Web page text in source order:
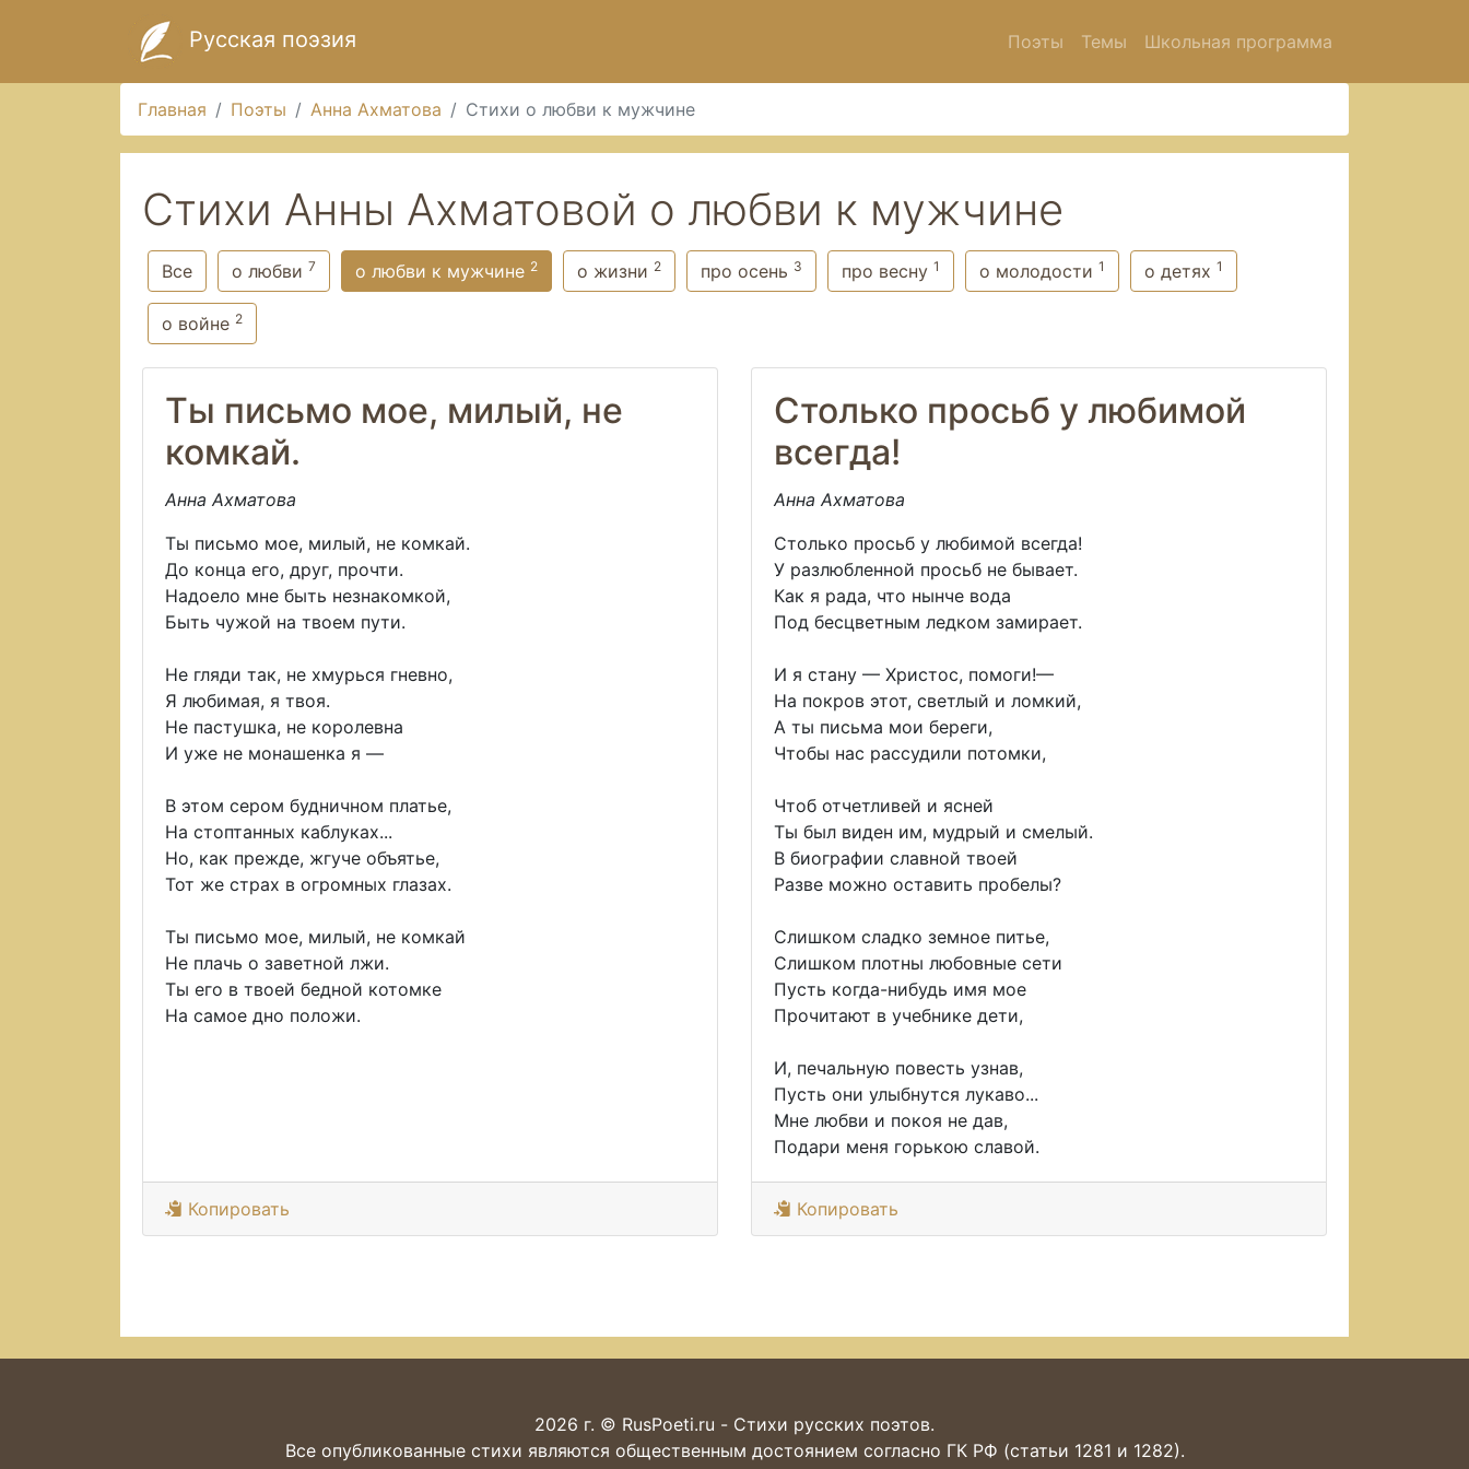
Русская поэзия Поэты Темы Школьная программа
Главная Поэты Анна Ахматова Стихи о любви к мужчине
Стихи Анны Ахматовой о любви к мужчине
Все о любви 7 о любви к мужчине 2 о жизни 2 про осень 3 про весну 1 о молодости 1 о детях 1
о войне 2
Ты письмо мое, милый, не
комкай.
Анна Ахматова
Ты письмо мое, милый, не комкай.
До конца его, друг, прочти.
Надоело мне быть незнакомкой,
Быть чужой на твоем пути.
Не гляди так, не хмурься гневно,
Я любимая, я твоя.
Не пастушка, не королевна
И уже не монашенка я —
В этом сером будничном платье,
На стоптанных каблуках...
Но, как прежде, жгуче объятье,
Тот же страх в огромных глазах.
Ты письмо мое, милый, не комкай
Не плачь о заветной лжи.
Ты его в твоей бедной котомке
На самое дно положи.
Копировать
Столько просьб у любимой
всегда!
Анна Ахматова
Столько просьб у любимой всегда!
У разлюбленной просьб не бывает.
Как я рада, что нынче вода
Под бесцветным ледком замирает.
И я стану — Христос, помоги!—
На покров этот, светлый и ломкий,
А ты письма мои береги,
Чтобы нас рассудили потомки,
Чтоб отчетливей и ясней
Ты был виден им, мудрый и смелый.
В биографии славной твоей
Разве можно оставить пробелы?
Слишком сладко земное питье,
Слишком плотны любовные сети
Пусть когда-нибудь имя мое
Прочитают в учебнике дети,
И, печальную повесть узнав,
Пусть они улыбнутся лукаво...
Мне любви и покоя не дав,
Подари меня горькою славой.
Копировать
2026 г. © RusPoeti.ru - Стихи русских поэтов.
Все опубликованные стихи являются общественным достоянием согласно ГК РФ (статьи 1281 и 1282).